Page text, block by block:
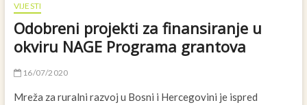
VIJESTI
Odobreni projekti za finansiranje u
okviru NAGE Programa grantova
16/07/2020
Mreža za ruralni razvoj u Bosni i Hercegovini je ispred